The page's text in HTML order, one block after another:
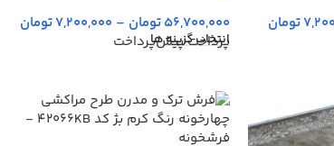
تومان
56,700,000تومان –
7,200,000تومان
انتخاب گزینه ها
پرداخت پیش‌پرداخت